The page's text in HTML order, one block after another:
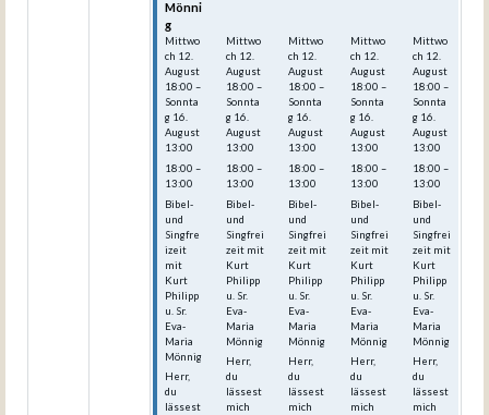
Mönni
g
Mittwo
ch 12.
August
18:00 –
Sonnta
g 16.
August
13:00
18:00 –
13:00
Bibel-
und
Singfre
izeit
mit
Kurt
Philipp
u. Sr.
Eva-
Maria
Mönnig
Herr,
du
lässest
Mittwo
ch 12.
August
18:00 –
Sonnta
g 16.
August
13:00
18:00 –
13:00
Bibel-
und
Singfrei
zeit mit
Kurt
Philipp
u. Sr.
Eva-
Maria
Mönnig
Herr,
du
lässest
mich
Mittwo
ch 12.
August
18:00 –
Sonnta
g 16.
August
13:00
18:00 –
13:00
Bibel-
und
Singfrei
zeit mit
Kurt
Philipp
u. Sr.
Eva-
Maria
Mönnig
Herr,
du
lässest
mich
Mittwo
ch 12.
August
18:00 –
Sonnta
g 16.
August
13:00
18:00 –
13:00
Bibel-
und
Singfrei
zeit mit
Kurt
Philipp
u. Sr.
Eva-
Maria
Mönnig
Herr,
du
lässest
mich
Mittwo
ch 12.
August
18:00 –
Sonnta
g 16.
August
13:00
18:00 –
13:00
Bibel-
und
Singfrei
zeit mit
Kurt
Philipp
u. Sr.
Eva-
Maria
Mönnig
Herr,
du
lässest
mich